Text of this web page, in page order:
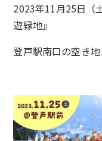
2023年11月25日（
遊縁地』
登戸駅南口の空き